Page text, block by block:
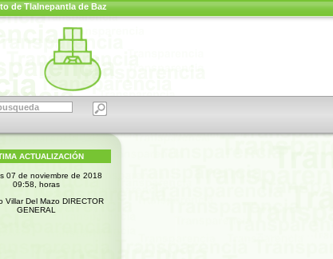
de Tlalnepantla de Baz
ACTUALIZACIÓN
07 de noviembre de 2018
09:58, horas
Villar Del Mazo DIRECTOR
GENERAL